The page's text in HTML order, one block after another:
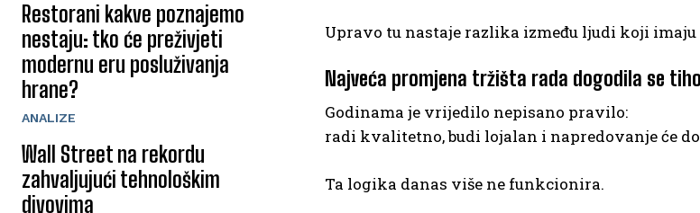
Restorani kakve poznajemo
nestaju: tko će preživjeti
modernu eru posluživanja
hrane?
ANALIZE
Wall Street na rekordu
zahvaljujući tehnološkim
divovima
Upravo tu nastaje razlika između ljudi koji
Najveća promjena tržišta rada dogodila se tiho
Godinama je vrijedilo nepisano pravilo:
radi kvalitetno, budi lojalan i napredovanje će
Ta logika danas više ne funkcionira.